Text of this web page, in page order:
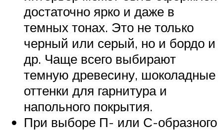
достаточно ярко и даже в
темных тонах. Это не только
черный или серый, но и бордо и
др. Чаще всего выбирают
темную древесину, шоколадные
оттенки для гарнитура и
напольного покрытия.
При выборе П- или С-образного